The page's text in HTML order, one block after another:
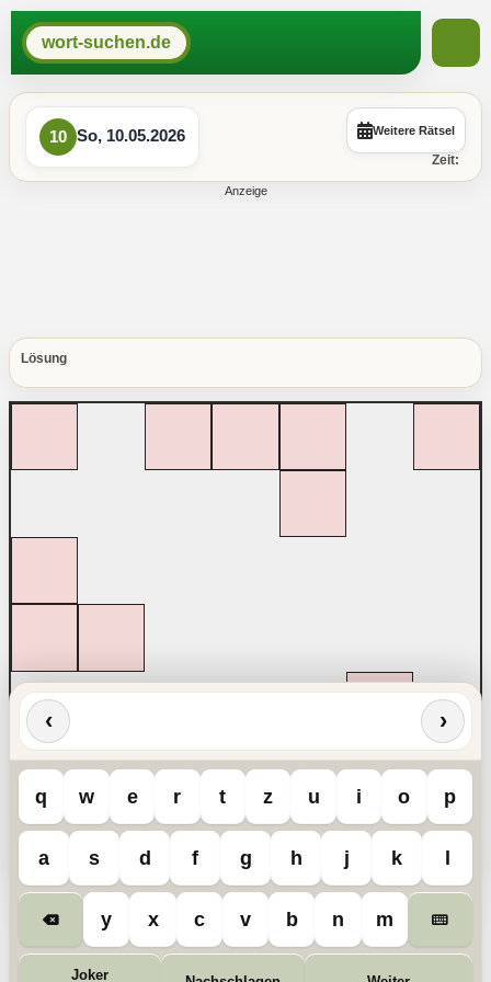
wort-suchen.de
10 So, 10.05.2026 Weitere Rätsel
Zeit:
Lösung
‹ ›
q w e r t z u i o p
a s d f g h j k l
y x c v b n m
Joker